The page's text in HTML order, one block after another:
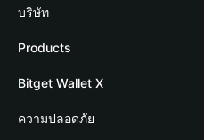
บริษัท
เกี่ยวกับ Bitget Wallet
Blog
Academy
Products
Crypto Card
Stablecoin Earn
Bitget Wallet X
นักพัฒนา
ความปลอดภัย